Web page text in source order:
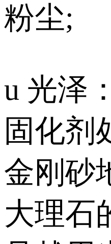
粉尘;
u 光泽
固化剂
金刚砂
大理石